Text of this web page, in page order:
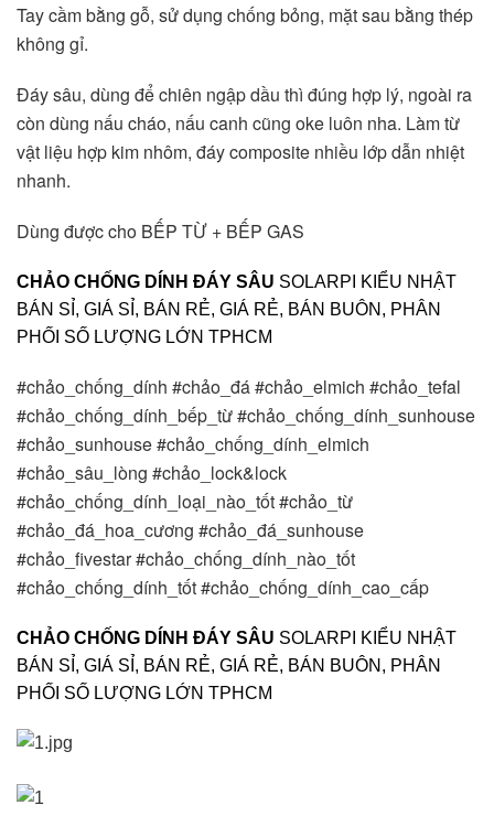
Tay cầm bằng gỗ, sử dụng chống bỏng, mặt sau bằng thép
không gỉ.
Đáy sâu, dùng để chiên ngập dầu thì đúng hợp lý, ngoài ra
còn dùng nấu cháo, nấu canh cũng oke luôn nha. Làm từ
vật liệu hợp kim nhôm, đáy composite nhiều lớp dẫn nhiệt
nhanh.
Dùng được cho BẾP TỪ + BẾP GAS
CHẢO CHỐNG DÍNH ĐÁY SÂU SOLARPI KIỂU NHẬT
BÁN SỈ, GIÁ SỈ, BÁN RẺ, GIÁ RẺ, BÁN BUÔN, PHÂN
PHỐI SỐ LƯỢNG LỚN TPHCM
#chảo_chống_dính #chảo_đá #chảo_elmich #chảo_tefal
#chảo_chống_dính_bếp_từ #chảo_chống_dính_sunhouse
#chảo_sunhouse #chảo_chống_dính_elmich
#chảo_sâu_lòng #chảo_lock&lock
#chảo_chống_dính_loại_nào_tốt #chảo_từ
#chảo_đá_hoa_cương #chảo_đá_sunhouse
#chảo_fivestar #chảo_chống_dính_nào_tốt
#chảo_chống_dính_tốt #chảo_chống_dính_cao_cấp
CHẢO CHỐNG DÍNH ĐÁY SÂU SOLARPI KIỂU NHẬT
BÁN SỈ, GIÁ SỈ, BÁN RẺ, GIÁ RẺ, BÁN BUÔN, PHÂN
PHỐI SỐ LƯỢNG LỚN TPHCM